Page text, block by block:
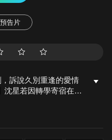
告片
訴說久別重逢的愛情
沈星若因轉學寄宿在父
產生情愫，卻沒想到無